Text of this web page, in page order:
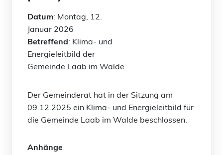
Datum: Montag, 12.
Januar 2026
Betreffend: Klima- und
Energieleitbild der
Gemeinde Laab im Walde
Der Gemeinderat hat in der Sitzung am
09.12.2025 ein Klima- und Energieleitbild für
die Gemeinde Laab im Walde beschlossen.
Anhänge